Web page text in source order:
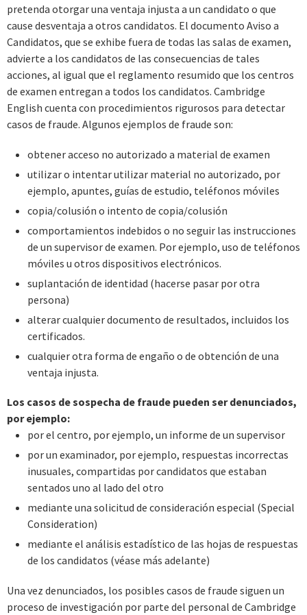
pretenda otorgar una ventaja injusta a un candidato o que
cause desventaja a otros candidatos. El documento Aviso a
Candidatos, que se exhibe fuera de todas las salas de examen,
advierte a los candidatos de las consecuencias de tales
acciones, al igual que el reglamento resumido que los centros
de examen entregan a todos los candidatos. Cambridge
English cuenta con procedimientos rigurosos para detectar
casos de fraude. Algunos ejemplos de fraude son:
obtener acceso no autorizado a material de examen
utilizar o intentar utilizar material no autorizado, por
ejemplo, apuntes, guías de estudio, teléfonos móviles
copia/colusión o intento de copia/colusión
comportamientos indebidos o no seguir las instrucciones
de un supervisor de examen. Por ejemplo, uso de teléfonos
móviles u otros dispositivos electrónicos.
suplantación de identidad (hacerse pasar por otra
persona)
alterar cualquier documento de resultados, incluidos los
certificados.
cualquier otra forma de engaño o de obtención de una
ventaja injusta.
Los casos de sospecha de fraude pueden ser denunciados,
por ejemplo:
por el centro, por ejemplo, un informe de un supervisor
por un examinador, por ejemplo, respuestas incorrectas
inusuales, compartidas por candidatos que estaban
sentados uno al lado del otro
mediante una solicitud de consideración especial (Special
Consideration)
mediante el análisis estadístico de las hojas de respuestas
de los candidatos (véase más adelante)
Una vez denunciados, los posibles casos de fraude siguen un
proceso de investigación por parte del personal de Cambridge